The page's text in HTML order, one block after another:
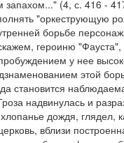
запахом..." (4, с. 416 -
"оркеструющую
борьбе
героиню
у нее
этой
становится
надвинулась и
дождя, глядел,
вблизи